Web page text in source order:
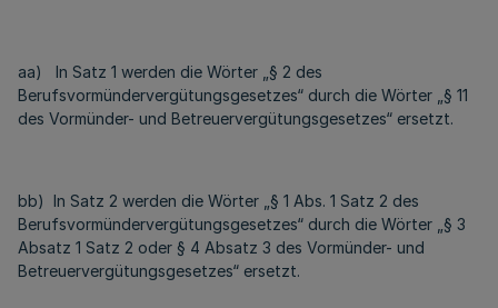
aa) In Satz 1 werden die Wörter „§ 2 des
Berufsvormündervergütungsgesetzes“ durch die Wörter „§ 11
des Vormünder- und Betreuervergütungsgesetzes“ ersetzt.
bb) In Satz 2 werden die Wörter „§ 1 Abs. 1 Satz 2 des
Berufsvormündervergütungsgesetzes“ durch die Wörter „§ 3
Absatz 1 Satz 2 oder § 4 Absatz 3 des Vormünder- und
Betreuervergütungsgesetzes“ ersetzt.